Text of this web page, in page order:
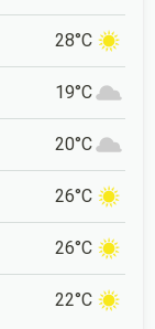
28°C
19°C
20°C
26°C
26°C
22°C